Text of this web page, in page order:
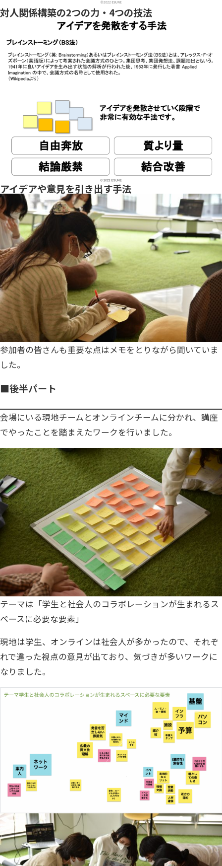
対人関係構築の2つの力・4つの技法
アイデアや意見を引き出す手法
参加者の皆さんも重要な点はメモをとりながら聞いていま
した。
■後半パート
会場にいる現地チームとオンラインチームに分かれ、講座
でやったことを踏まえたワークを行いました。
テーマは「学生と社会人のコラボレーションが生まれるス
ペースに必要な要素」
現地は学生、オンラインは社会人が多かったので、それぞ
れで違った視点の意見が出ており、気づきが多いワークに
なりました。